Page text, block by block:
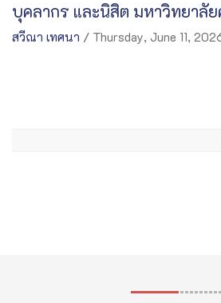
บุคลากร และนิสิต มหาวิทยาลั
สวีณา เทศนา / Thursday, June 11,